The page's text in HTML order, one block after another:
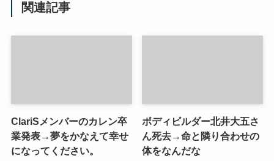
関連記事
ClariSメンバーのカレン卒
業発表→夢をかなえて幸せ
になってください。
ボディビルダー北井大五さ
ん死去→命と隣り合わせの
体をなんだな